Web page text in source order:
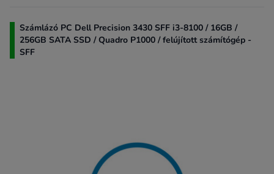
Számlázó PC Dell Precision 3430 SFF i3-8100 / 16GB /
256GB SATA SSD / Quadro P1000 / felújított számítógép -
SFF